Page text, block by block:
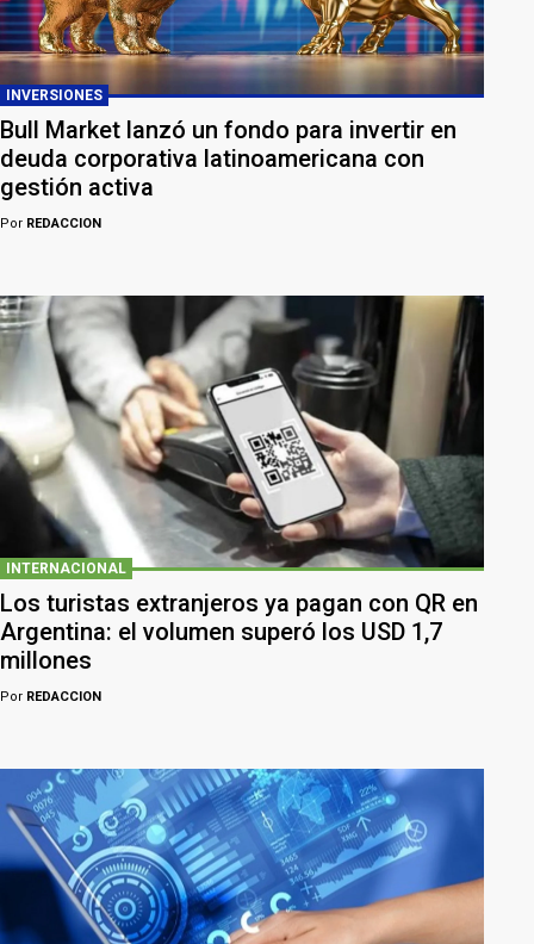
INVERSIONES
Bull Market lanzó un fondo para invertir en
deuda corporativa latinoamericana con
gestión activa
Por REDACCION
INTERNACIONAL
Los turistas extranjeros ya pagan con QR en
Argentina: el volumen superó los USD 1,7
millones
Por REDACCION